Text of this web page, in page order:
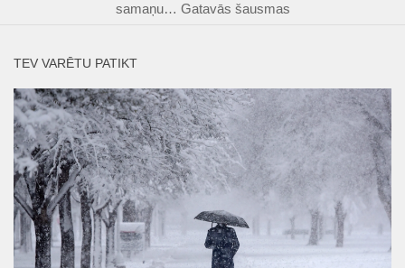
samaņu… Gatavās šausmas
TEV VARĒTU PATIKT